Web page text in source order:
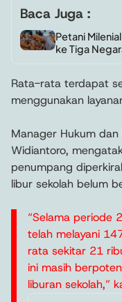
Baca Juga :
Petani
ke Tiga
Rata-rata terdapat
menggunakan
Manager Hukum dan
Widiantoro,
penumpang
libur sekolah belum
“Selama periode
telah melayani
rata sekitar 21
ini masih
liburan sekolah,”